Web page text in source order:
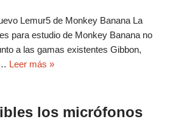
Lemur5 de Monkey Banana La
para estudio de Monkey Banana no
a las gamas existentes Gibbon,
Leer más »
los micrófonos